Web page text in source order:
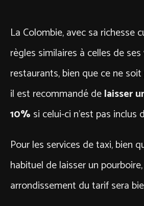
La Colombie, avec sa richesse
règles similaires à celles de
restaurants, bien que ce ne soit
il est recommandé delaisser
10% si celui-ci n’est pas inclus
Pour les services de taxi, bien
habituel de laisser un
arrondissement du tarif sera